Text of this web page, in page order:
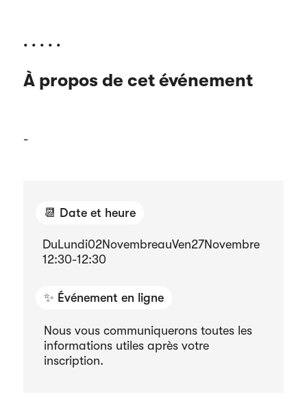
. . . . .
À propos de cet événement
-
📆 Date et heure
Du Lundi02NovembreauVen27Novembre
12:30-12:30
✨ Événement en ligne
Nous vous communiquerons toutes les
informations utiles après votre
inscription.